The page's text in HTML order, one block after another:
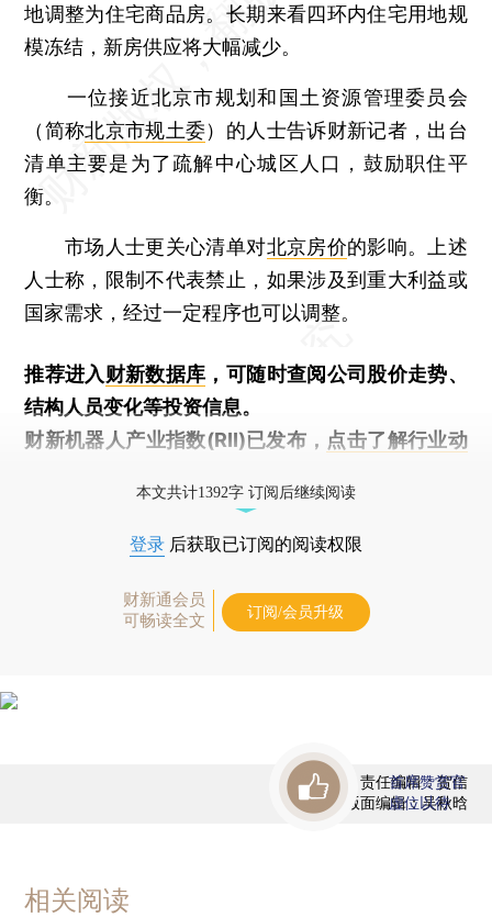
地调整为住宅商品房。长期来看四环内住宅用地规
模冻结，新房供应将大幅减少。
一位接近北京市规划和国土资源管理委员会
（简称北京市规土委）的人士告诉财新记者，出台
清单主要是为了疏解中心城区人口，鼓励职住平
衡。
市场人士更关心清单对北京房价的影响。上述
人士称，限制不代表禁止，如果涉及到重大利益或
国家需求，经过一定程序也可以调整。
推荐进入财新数据库 ，可随时查阅公司股价走势、
结构人员变化等投资信息。
财新机器人产业指数(RII)已发布， 点击了解行业动
本文共计1392字 订阅后继续阅读
登录 后获取已订阅的阅读权限
财新通会员
可畅读全文
订阅/会员升级
责任编辑：贺信
版面编辑：吴秋晗
首席赞赏官
虚位以待
相关阅读